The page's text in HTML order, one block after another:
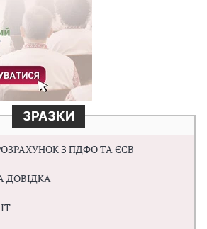
ЗРАЗКИ
З ПДФО ТА ЄСВ
ДОВІДКА